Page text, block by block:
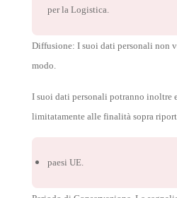
per la Logistica.
Diffusione: I suoi dati personali non
modo.
I suoi dati personali potranno inoltre
limitatamente alle finalità sopra
paesi UE.